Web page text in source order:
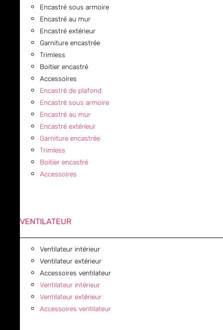
Encastré sous armoire
Encastré au mur
Encastré extérieur
Garniture encastrée
Trimless
Boitier encastré
Accessoires
Encastré de plafond
Encastré sous armoire
Encastré au mur
Encastré extérieur
Garniture encastrée
Trimless
Boitier encastré
Accessoires
VENTILATEUR
Ventilateur intérieur
Ventilateur extérieur
Accessoires ventilateur
Ventilateur intérieur
Ventilateur extérieur
Accessoires ventilateur